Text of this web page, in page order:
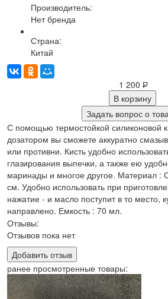
Производитель:
Нет бренда
Страна:
Китай
1 200 Р
В корзину
Задать вопрос о
С помощью термостойкой силиконовой
дозатором вы сможете аккуратно
или противни. Кисть удобно
глазирования выпечки, а также ею
маринады и многое другое. Материал :
см. Удобно использовать при
нажатие - и масло поступит в то место,
направлено. Емкость : 70 мл.
Отзывы:
Отзывов пока нет
Добавить отзыв
ранее просмотренные товары: